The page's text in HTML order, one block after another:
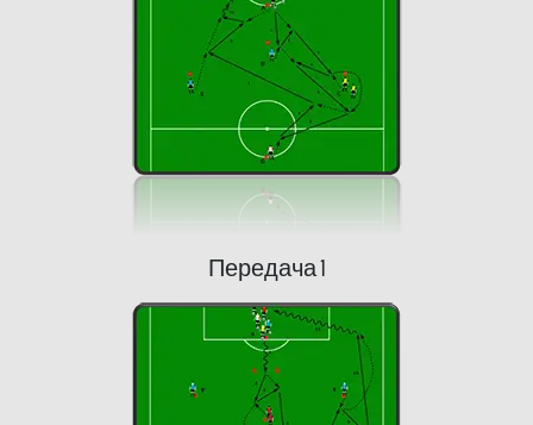
Передача 1